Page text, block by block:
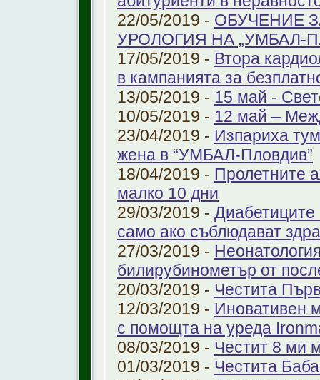
22/05/2019 - ОБУЧЕНИЕ
УРОЛОГИЯ НА „УМБАЛ-
17/05/2019 - Втора
в кампанията за
13/05/2019 - 15 май -
10/05/2019 - 12 май –
23/04/2019 - Изпариха
жена в “УМБАЛ-Пловдив”
18/04/2019 - Пролетните
малко 10 дни
29/03/2019 - Диабетиците
само ако съблюдават
27/03/2019 -
билирубинометър от
20/03/2019 - Честита
12/03/2019 - Иновативен
с помощта на уреда
08/03/2019 - Честит 8 ми
01/03/2019 - Честита